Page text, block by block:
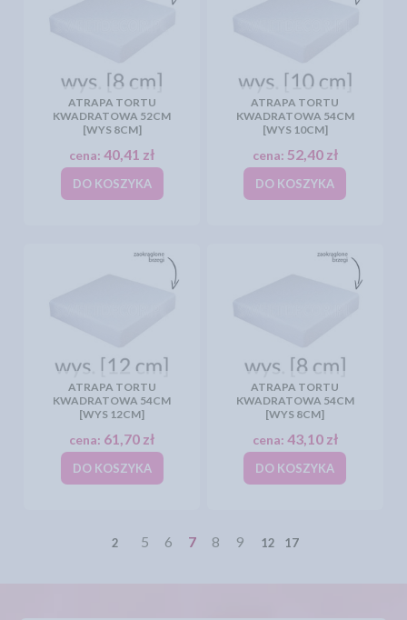
ATRAPA TORTU
KWADRATOWA 52CM
[WYS 8CM]
cena:40,41 zł
DO KOSZYKA
ATRAPA TORTU
KWADRATOWA 54CM
[WYS 10CM]
cena: 52,40 zł
DO KOSZYKA
ATRAPA TORTU
KWADRATOWA 54CM
[WYS 12CM]
cena: 61,70 zł
DO KOSZYKA
ATRAPA TORTU
KWADRATOWA 54CM
[WYS 8CM]
cena: 43,10 zł
DO KOSZYKA
2 5 6 7 8 9 12 17